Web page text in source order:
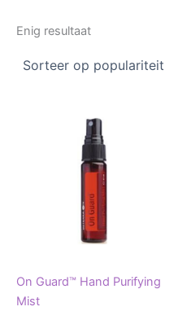
Enig resultaat
On Guard™ Hand Purifying
Mist